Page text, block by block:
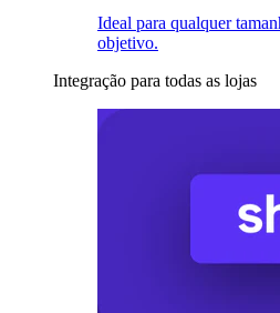
Ideal para qualquer
objetivo.
Integração para todas as lojas